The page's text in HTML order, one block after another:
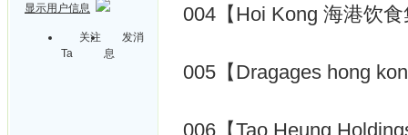
显示用户信息
关注
Ta
发消
息
004【Hoi Kong 海港饮
005【Dragages hong
006【Tao Heung